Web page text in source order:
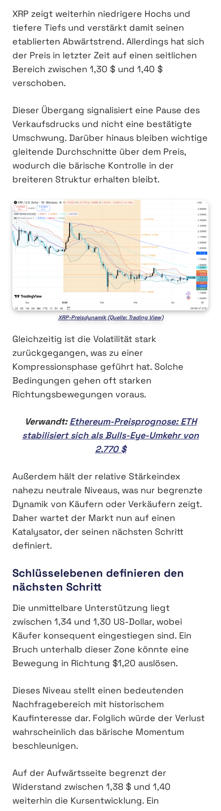
XRP zeigt weiterhin niedrigere Hochs und
tiefere Tiefs und verstärkt damit seinen
etablierten Abwärtstrend. Allerdings hat sich
der Preis in letzter Zeit auf einen seitlichen
Bereich zwischen 1,30 $ und 1,40 $
verschoben.
Dieser Übergang signalisiert eine Pause des
Verkaufsdrucks und nicht eine bestätigte
Umschwung. Darüber hinaus bleiben wichtige
gleitende Durchschnitte über dem Preis,
wodurch die bärische Kontrolle in der
breiteren Struktur erhalten bleibt.
XRP-Preisdynamik (Quelle: Trading View)
Gleichzeitig ist die Volatilität stark
zurückgegangen, was zu einer
Kompressionsphase geführt hat. Solche
Bedingungen gehen oft starken
Richtungsbewegungen voraus.
Verwandt:Ethereum-Preisprognose: ETH
stabilisiert sich als Bulls-Eye-Umkehr von
2.770 $
Außerdem hält der relative Stärkeindex
nahezu neutrale Niveaus, was nur begrenzte
Dynamik von Käufern oder Verkäufern zeigt.
Daher wartet der Markt nun auf einen
Katalysator, der seinen nächsten Schritt
definiert.
Schlüsselebenen definieren den
nächsten Schritt
Die unmittelbare Unterstützung liegt
zwischen 1,34 und 1,30 US-Dollar, wobei
Käufer konsequent eingestiegen sind. Ein
Bruch unterhalb dieser Zone könnte eine
Bewegung in Richtung $1,20 auslösen.
Dieses Niveau stellt einen bedeutenden
Nachfragebereich mit historischem
Kaufinteresse dar. Folglich würde der Verlust
wahrscheinlich das bärische Momentum
beschleunigen.
Auf der Aufwärtsseite begrenzt der
Widerstand zwischen 1,38 $ und 1,40
weiterhin die Kursentwicklung. Ein